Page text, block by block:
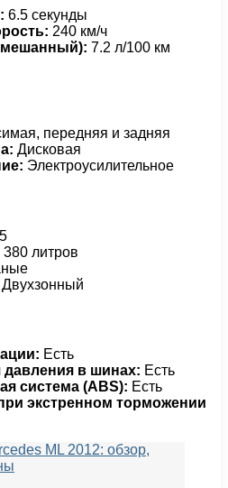
6.5 секунды
240 км/ч
7.2 л/100 км
передняя и задняя
Дисковая
Электроусилительное
5
380 литров
Двухзонный
Есть
давления в шинах: Есть
система (ABS): Есть
экстренном торможении
ML 2012: обзор,